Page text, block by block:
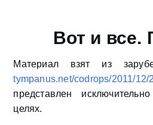
Вот и все.
Материал взят из
tympanus.net/codrops/2011/12/
представлен
целях.